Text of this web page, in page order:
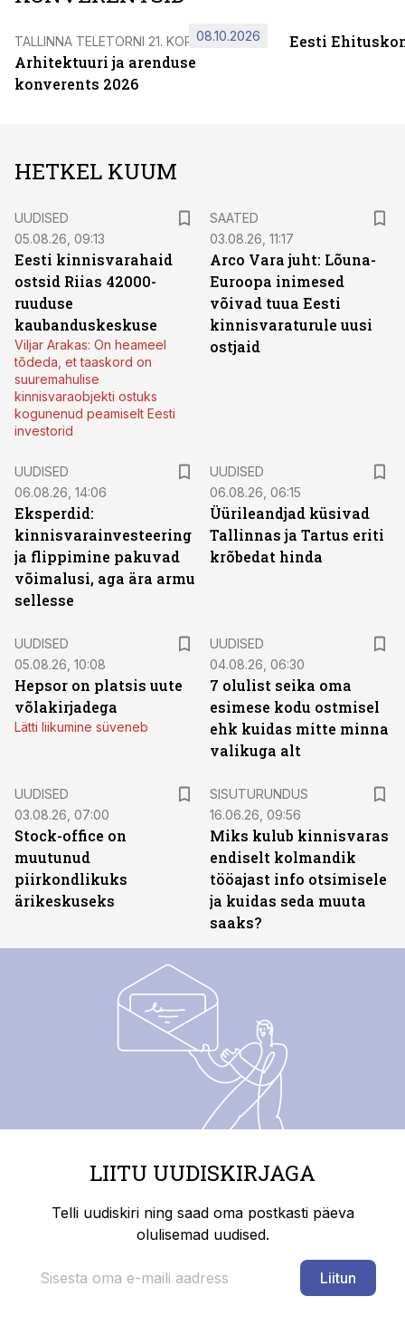
TALLINNA TELETORNI 21. KORRUSEL
Arhitektuuri ja arenduse
konverents 2026
08.10.2026 Eesti
HETKEL KUUM
UUDISED
05.08.26, 09:13
Eesti kinnisvarahaid
ostsid Riias 42000-
ruuduse
kaubanduskeskuse
Viljar Arakas: On heameel
tõdeda, et taaskord on
suuremahulise
kinnisvaraobjekti ostuks
kogunenud peamiselt Eesti
investorid
SAATED
03.08.26, 11:17
Arco Vara juht: Lõuna-
Euroopa inimesed
võivad tuua Eesti
kinnisvaraturule uusi
ostjaid
UUDISED
06.08.26, 14:06
Eksperdid:
kinnisvarainvesteering
ja flippimine pakuvad
võimalusi, aga ära armu
sellesse
UUDISED
06.08.26, 06:15
Üürileandjad küsivad
Tallinnas ja Tartus eriti
krõbedat hinda
UUDISED
05.08.26, 10:08
Hepsor on platsis uute
võlakirjadega
Lätti liikumine süveneb
UUDISED
04.08.26, 06:30
7 olulist seika oma
esimese kodu ostmisel
ehk kuidas mitte minna
valikuga alt
UUDISED
03.08.26, 07:00
Stock-office on
muutunud
piirkondlikuks
ärikeskuseks
SISUTURUNDUS
16.06.26, 09:56
Miks kulub kinnisvaras
endiselt kolmandik
tööajast info otsimisele
ja kuidas seda muuta
saaks?
LIITU UUDISKIRJAGA
Telli uudiskiri ning saad oma postkasti päeva
olulisemad uudised.
Liitun